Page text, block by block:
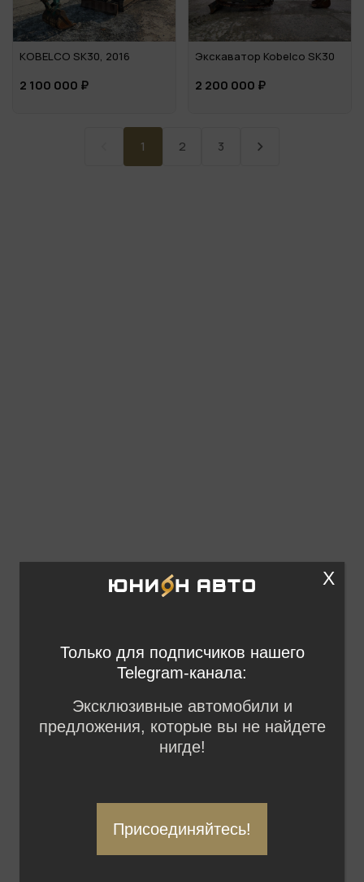
KOBELCO SK30, 2016
2 100 000 ₽
Экскаватор Kobelco SK30
2 200 000 ₽
1 2 3
Только для подписчиков нашего
Telegram-канала:
Эксклюзивные автомобили и
предложения, которые вы не найдете
нигде!
Присоединяйтесь!
X